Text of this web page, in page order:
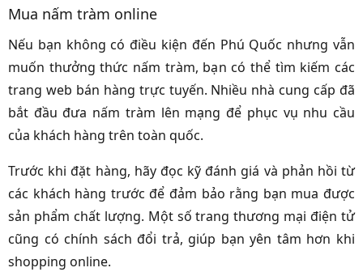
Mua nấm tràm online
Nếu bạn không có điều kiện đến Phú Quốc nhưng vẫn
muốn thưởng thức nấm tràm, bạn có thể tìm kiếm các
trang web bán hàng trực tuyến. Nhiều nhà cung cấp đã
bắt đầu đưa nấm tràm lên mạng để phục vụ nhu cầu
của khách hàng trên toàn quốc.
Trước khi đặt hàng, hãy đọc kỹ đánh giá và phản hồi từ
các khách hàng trước để đảm bảo rằng bạn mua được
sản phẩm chất lượng. Một số trang thương mại điện tử
cũng có chính sách đổi trả, giúp bạn yên tâm hơn khi
shopping online.